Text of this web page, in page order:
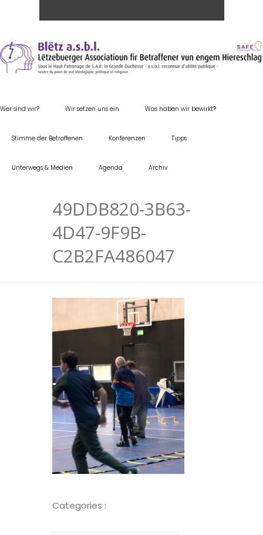
Wer sind wir? Wir setzen uns ein Was haben wir bewirkt?
Stimme der Betroffenen Konferenzen Tipps
Unterwegs & Medien Agenda Archiv
49DDB820-3B63-
4D47-9F9B-
C2B2FA486047
Categories :